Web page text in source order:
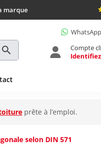
marque
WhatsApp
Compte
prête à l’emploi.
selon DIN 571